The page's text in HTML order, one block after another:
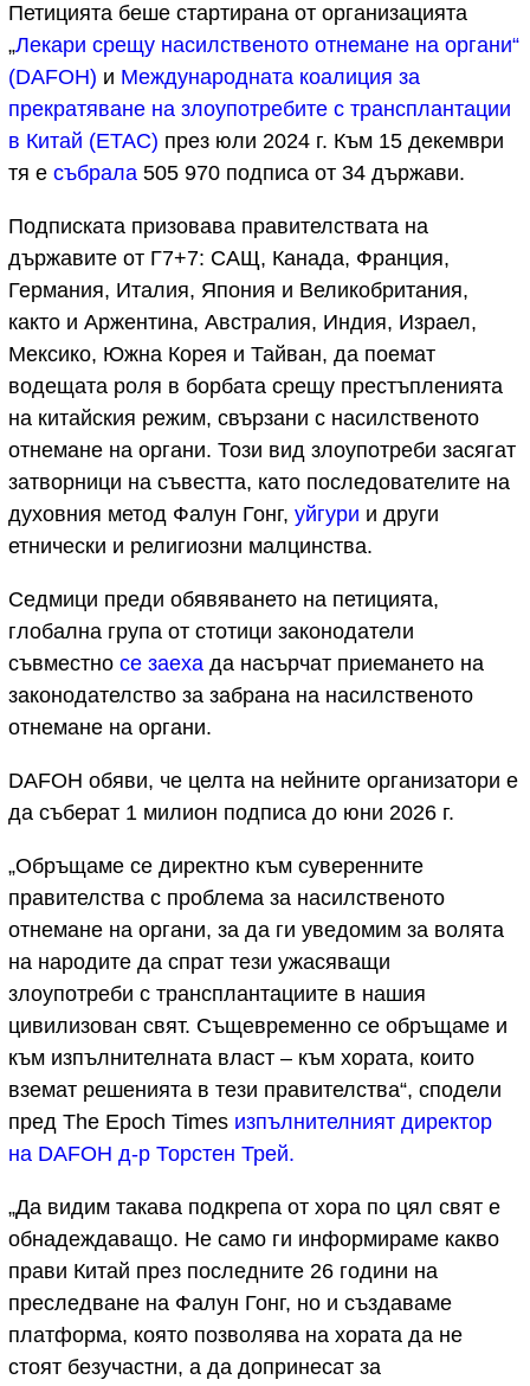
Петицията беше стартирана от организацията
„Лекари срещу насилственото отнемане на органи“
(DAFOH) и Международната коалиция за
прекратяване на злоупотребите с трансплантации
в Китай (ETAC) през юли 2024 г. Към 15 декември
тя e събрала 505 970 подписа от 34 държави.
Подписката призовава правителствата на
държавите от Г7+7: САЩ, Канада, Франция,
Германия, Италия, Япония и Великобритания,
както и Аржентина, Австралия, Индия, Израел,
Мексико, Южна Корея и Тайван, да поемат
водещата роля в борбата срещу престъпленията
на китайския режим, свързани с насилственото
отнемане на органи. Този вид злоупотреби засягат
затворници на съвестта, като последователите на
духовния метод Фалун Гонг, уйгури и други
етнически и религиозни малцинства.
Седмици преди обявяването на петицията,
глобална група от стотици законодатели
съвместно се заеха да насърчат приемането на
законодателство за забрана на насилственото
отнемане на органи.
DAFOH обяви, че целта на нейните организатори е
да съберат 1 милион подписа до юни 2026 г.
„Обръщаме се директно към суверенните
правителства с проблема за насилственото
отнемане на органи, за да ги уведомим за волята
на народите да спрат тези ужасяващи
злоупотреби с трансплантациите в нашия
цивилизован свят. Същевременно се обръщаме и
към изпълнителната власт – към хората, които
вземат решенията в тези правителства“, сподели
пред The Epoch Times изпълнителният директор
на DAFOH д-р Торстен Трей.
„Да видим такава подкрепа от хора по цял свят е
обнадеждаващо. Не само ги информираме какво
прави Китай през последните 26 години на
преследване на Фалун Гонг, но и създаваме
платформа, която позволява на хората да не
стоят безучастни, а да допринесат за